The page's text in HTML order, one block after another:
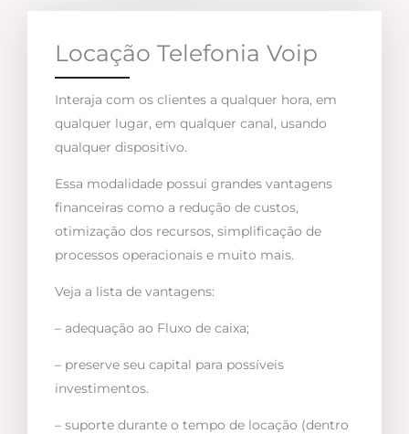
Locação Telefonia Voip
Interaja com os clientes a qualquer hora, em
qualquer lugar, em qualquer canal, usando
qualquer dispositivo.
Essa modalidade possui grandes vantagens
financeiras como a redução de custos,
otimização dos recursos, simplificação de
processos operacionais e muito mais.
Veja a lista de vantagens:
– adequação ao Fluxo de caixa;
– preserve seu capital para possíveis
investimentos.
– suporte durante o tempo de locação (dentro